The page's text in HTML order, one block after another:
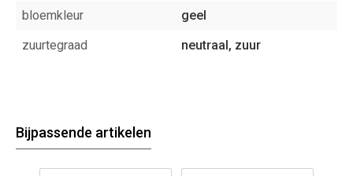
bloemkleur
geel
zuurtegraad
neutraal, zuur
Bijpassende artikelen